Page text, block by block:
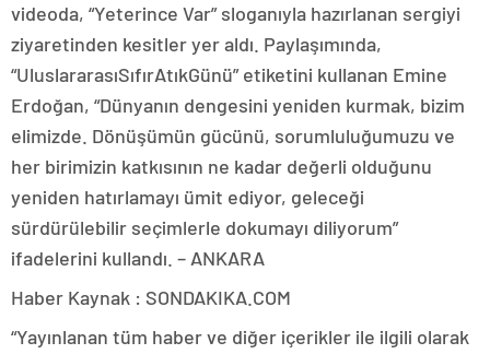
videoda, “Yeterince Var” sloganıyla hazırlanan sergiyi
ziyaretinden kesitler yer aldı. Paylaşımında,
“UluslararasıSıfırAtıkGünü” etiketini kullanan Emine
Erdoğan, “Dünyanın dengesini yeniden kurmak, bizim
elimizde. Dönüşümün gücünü, sorumluluğumuzu ve
her birimizin katkısının ne kadar değerli olduğunu
yeniden hatırlamayı ümit ediyor, geleceği
sürdürülebilir seçimlerle dokumayı diliyorum”
ifadelerini kullandı. – ANKARA
Haber Kaynak : SONDAKIKA.COM
“Yayınlanan tüm haber ve diğer içerikler ile ilgili olarak